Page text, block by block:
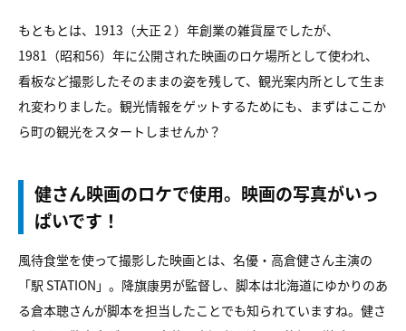
もともとは、1913（大正２）年創業の雑貨屋でしたが、
1981（昭和56）年に公開された映画のロケ場所として使われ、
看板など撮影したそのままの姿を残して、観光案内所として生ま
れ変わりました。観光情報をゲットするためにも、まずはここか
ら町の観光をスタートしませんか？
健さん映画のロケで使用。映画の写真がいっ
ぱいです！
風待食堂を使って撮影した映画とは、名優・高倉健さん主演の
「駅 STATION」。降旗康男が監督し、脚本は北海道にゆかりのあ
る倉本聰さんが脚本を担当したことでも知られていますね。健さ